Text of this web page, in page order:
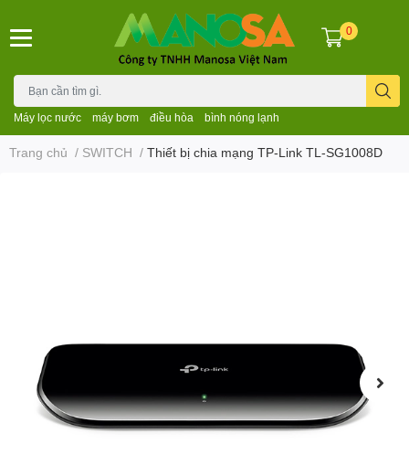
Máy lọc nước máy bơm điều hòa bình nóng lạnh
0
Trang chủ / SWITCH / Thiết bị chia mạng TP-Link TL-SG1008D